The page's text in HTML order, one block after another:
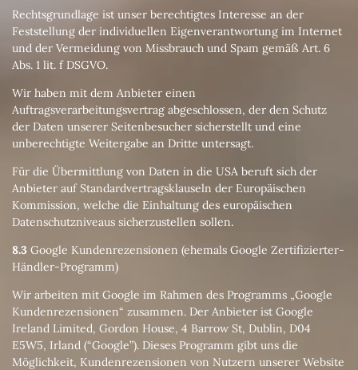
Rechtsgrundlage ist unser berechtigtes Interesse an der
Feststellung der individuellen Eigenverantwortung im Internet
und der Vermeidung von Missbrauch und Spam gemäß Art. 6
Abs. 1 lit. f DSGVO.
Wir haben mit dem Anbieter einen
Auftragsverarbeitungsvertrag abgeschlossen, der den Schutz
der Daten unserer Seitenbesucher sicherstellt und eine
unberechtigte Weitergabe an Dritte untersagt.
Für die Übermittlung von Daten in die USA beruft sich der
Anbieter auf Standardvertragsklauseln der Europäischen
Kommission, welche die Einhaltung des europäischen
Datenschutzniveaus sicherzustellen sollen.
8.3 Google Kundenrezensionen (ehemals Google Zertifizierter-
Händler-Programm)
Wir arbeiten mit Google im Rahmen des Programms „Google
Kundenrezensionen“ zusammen. Der Anbieter ist Google
Ireland Limited, Gordon House, 4 Barrow St, Dublin, D04
E5W5, Irland (“Google”). Dieses Programm gibt uns die
Möglichkeit, Kundenrezensionen von Nutzern unserer Website